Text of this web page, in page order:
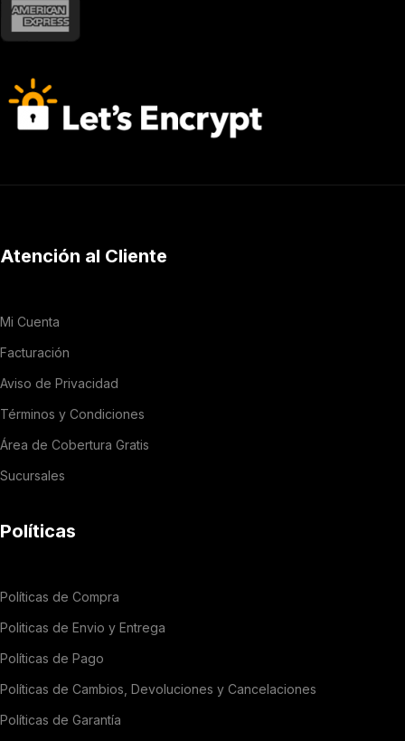
Atención al Cliente
Mi Cuenta
Facturación
Aviso de Privacidad
Términos y Condiciones
Área de Cobertura Gratis
Sucursales
Políticas
Políticas de Compra
Politicas de Envio y Entrega
Políticas de Pago
Políticas de Cambios, Devoluciones y Cancelaciones
Políticas de Garantía